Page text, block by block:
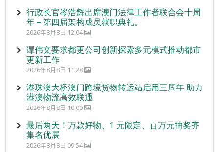
行政长官岑浩辉出席澳门法律工作者联合会十周
年 – 第四届架构成员就职典礼。
2026年8月8日 12:04
谭伟文要求都更公司创新探索多元模式推动都市
更新工作
2026年8月8日 11:28
港珠澳大桥澳门跨境货物转运站启用三周年 助力
港澳物流高效联通
2026年8月8日 10:00
最后两天！万款好物、1 元限定、百万元抽奖齐
集名优展
2026年8月8日 09:54